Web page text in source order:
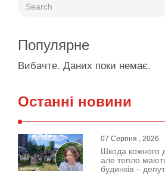
Популярне
Вибачте. Даних поки немає.
Останні новини
07 Серпня , 2026
Шкода кожного
але тепло
будинків –